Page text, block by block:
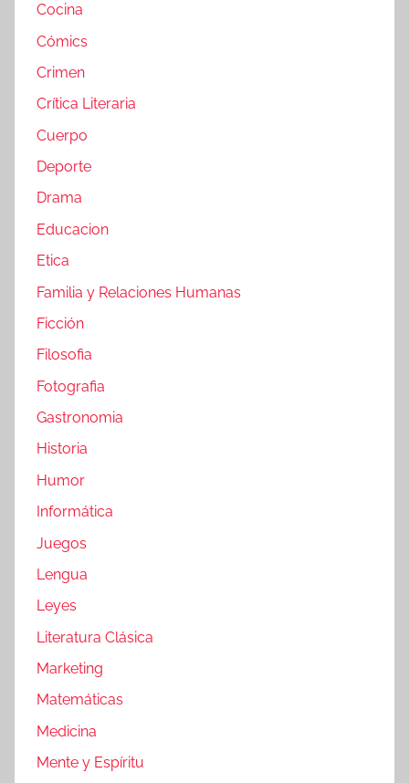
Cocina
Cómics
Crimen
Crítica Literaria
Cuerpo
Deporte
Drama
Educacion
Etica
Familia y Relaciones Humanas
Ficción
Filosofia
Fotografia
Gastronomia
Historia
Humor
Informática
Juegos
Lengua
Leyes
Literatura Clásica
Marketing
Matemáticas
Medicina
Mente y Espíritu